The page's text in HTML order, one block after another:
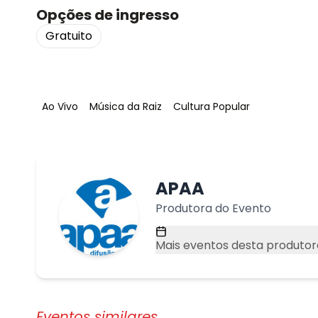
Opções de ingresso
Gratuito
Tag:
Ao Vivo Tag:
Música da Raiz Tag:
Cultura Popular
APAA
Produtora do Evento
Mais eventos desta